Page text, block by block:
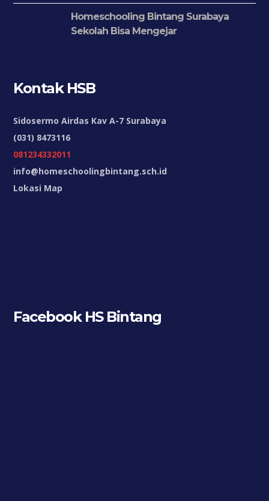
Homeschooling Bintang Surabaya
Sekolah Bisa Mengejar
Kontak HSB
Sidosermo Airdas Kav A-7 Surabaya
(031) 8473116
081234332011
info@homeschoolingbintang.sch.id
Lokasi Map
Facebook HS Bintang